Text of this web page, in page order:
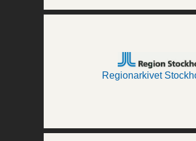
Regionarkivet